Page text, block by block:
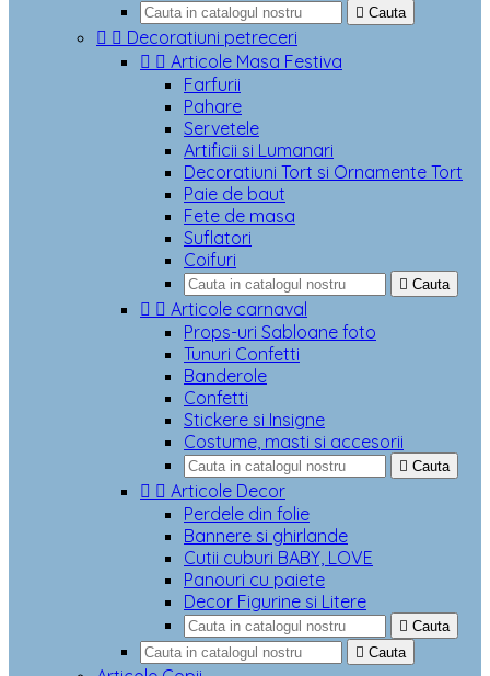
 Cauta
  Decoratiuni petreceri
  Articole Masa Festiva
Farfurii
Pahare
Servetele
Artificii si Lumanari
Decoratiuni Tort si Ornamente Tort
Paie de baut
Fete de masa
Suflatori
Coifuri
 Cauta
  Articole carnaval
Props-uri Sabloane foto
Tunuri Confetti
Banderole
Confetti
Stickere si Insigne
Costume, masti si accesorii
 Cauta
  Articole Decor
Perdele din folie
Bannere si ghirlande
Cutii cuburi BABY, LOVE
Panouri cu paiete
Decor Figurine si Litere
 Cauta
 Cauta